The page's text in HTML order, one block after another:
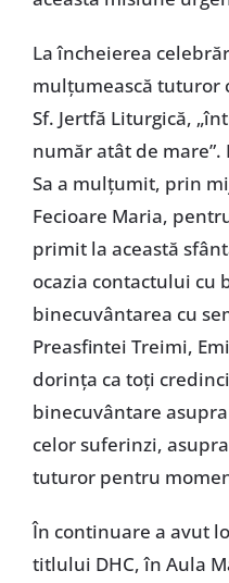
La încheierea
mulţumească tuturor
Sf. Jertfă Liturgică,
număr atât de mare”.
Sa a mulţumit, prin
Fecioare Maria,
primit la această
ocazia contactului cu
binecuvântarea cu
Preasfintei Treimi,
dorinţa ca toţi
binecuvântare
celor suferinzi,
tuturor pentru
În continuare a avut
titlului DHC, în Aula